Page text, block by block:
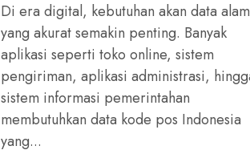
Di era digital, kebutuhan akan data
yang akurat semakin penting. Banyak
aplikasi seperti toko online, sistem
pengiriman, aplikasi administrasi,
sistem informasi pemerintahan
membutuhkan data kode pos Indonesia
yang...